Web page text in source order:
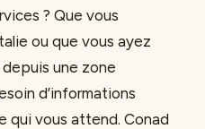
? Que vous
ou que vous ayez
une zone
d’informations
qui vous attend. Conad